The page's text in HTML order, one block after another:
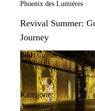
Phoenix des Lumières
Revival Summer:
Journey
Bild: Culturespaces/
Kategorie:
Ausstellung